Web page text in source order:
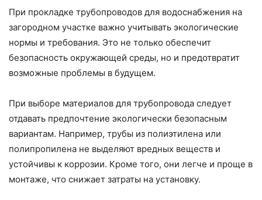
При прокладке трубопроводов для водоснабжения на
загородном участке важно учитывать экологические
нормы и требования. Это не только обеспечит
безопасность окружающей среды, но и предотвратит
возможные проблемы в будущем.
При выборе материалов для трубопровода следует
отдавать предпочтение экологически безопасным
вариантам. Например, трубы из полиэтилена или
полипропилена не выделяют вредных веществ и
устойчивы к коррозии. Кроме того, они легче и проще в
монтаже, что снижает затраты на установку.